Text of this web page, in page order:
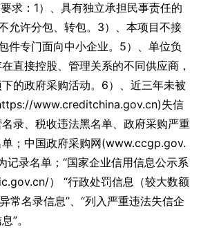
求：1）、具有独立承担民事责任的
允许分包、转包。3）、本项目不接
件专门面向中小企业。5）、单位负
直接控股、管理关系的不同供应商，
的政府采购活动。6）、近三年未被
www.creditchina.gov.cn)失信
录、税收违法黑名单、政府采购严重
；中国政府采购网(www.ccgp.gov.
记录名单；“国家企业信用信息公示系
） “行政处罚信息（较大数额
常名录信息”、“列入严重违法失信企
”。